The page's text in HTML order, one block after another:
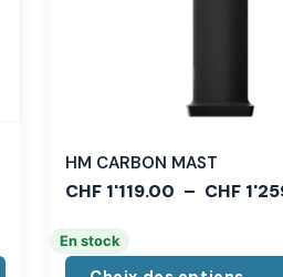
HM CARBON MAST
CHF 1'119.00 – CHF
En stock